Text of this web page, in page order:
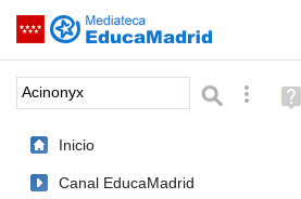
Saltar navegación
Palabra o frase: Búsqueda
(en
Inicio
Canal EducaMadrid